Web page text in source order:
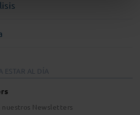
ESTAR AL DÍA
nuestros Newsletters